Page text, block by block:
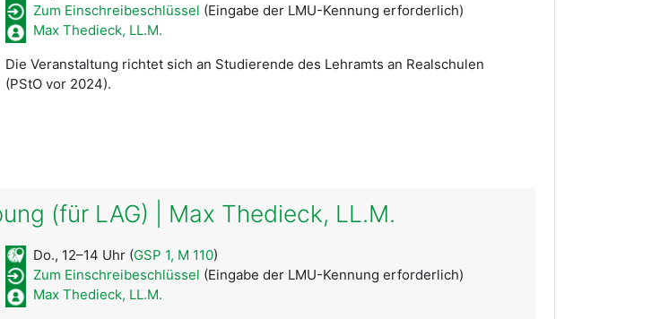
Zum Einschreibeschlüssel (Eingabe der LMU-Kennung erforderlich)
Max Thedieck, LL.M.
Die Veranstaltung richtet sich an Studierende des Lehramts an Realschulen
(PStO vor 2024).
(für LAG) | Max Thedieck, LL.M.
Do., 12–14 Uhr (GSP 1, M 110)
Zum Einschreibeschlüssel (Eingabe der LMU-Kennung erforderlich)
Max Thedieck, LL.M.